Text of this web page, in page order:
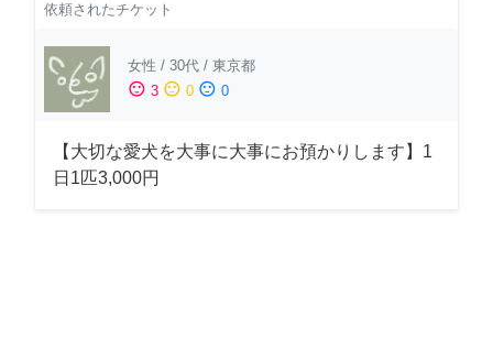
依頼されたチケット
女性 / 30代 / 東京都
sentiment_satisfied 3 sentiment_neutral 0 sentiment_dissatisfied 0
【大切な愛犬を大事に大事にお預かりします】1
日1匹3,000円